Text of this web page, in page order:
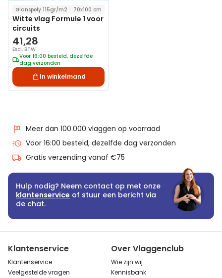
Glanspoly 115gr/m2 70x100 cm
Witte vlag Formule 1 voor
circuits
41,28
Excl. BTW
Voor 16:00 besteld, dezelfde
dag verzonden
In winkelmand
Meer dan 100.000 vlaggen op voorraad
Voor 16:00 besteld, dezelfde dag verzonden
Gratis verzending vanaf €75
Hulp nodig? Neem contact op met onze
klantenservice of stuur een bericht via
de chat.
Klantenservice
Klantenservice
Veelgestelde vragen
Over Vlaggenclub
Wie zijn wij
Kennisbank